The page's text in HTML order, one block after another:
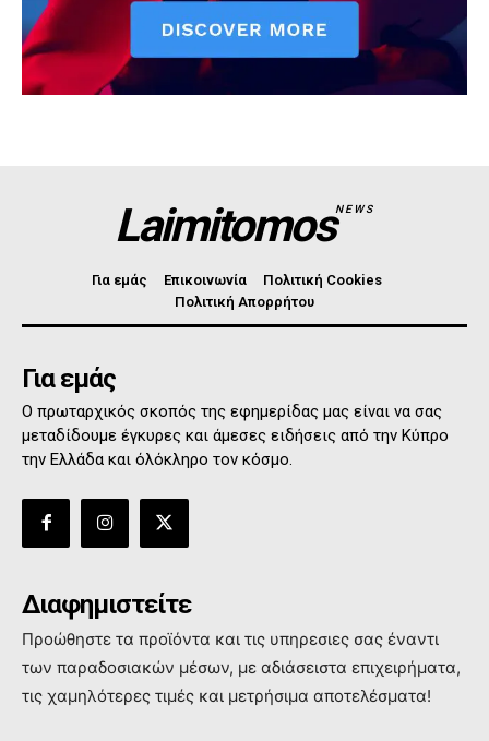
LaimitomosNEWS
Για εμάς Επικοινωνία
Πολιτική Cookies
Πολιτική Απορρήτου
Για εμάς
Ο πρωταρχικός σκοπός της εφημερίδας μας είναι να σας
μεταδίδουμε έγκυρες και άμεσες ειδήσεις από την Κύπρο
την Ελλάδα και όλόκληρο τον κόσμο.
Διαφημιστείτε
Προώθηστε τα προϊόντα και τις υπηρεσιες σας έναντι
των παραδοσιακών μέσων, με αδιάσειστα επιχειρήματα,
τις χαμηλότερες τιμές και μετρήσιμα αποτελέσματα!